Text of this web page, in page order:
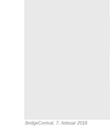
BridgeCentral, 7. februar 2018